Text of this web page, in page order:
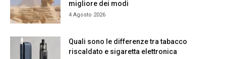
migliore dei modi
4 Agosto 2026
Quali sono le differenze tra tabacco
riscaldato e sigaretta elettronica